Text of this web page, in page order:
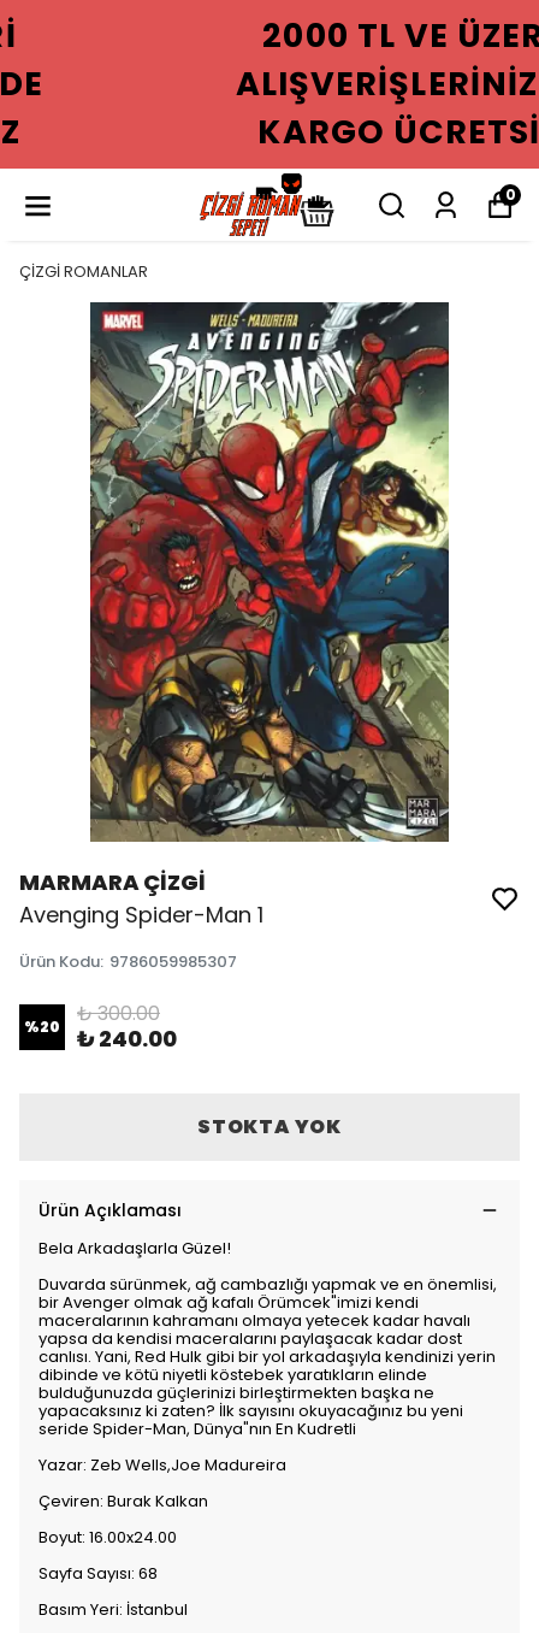
2000 TL VE ÜZERI
ALIŞVERIŞLERINIZDE
KARGO ÜCRETSIZ
0
ÇİZGİ ROMANLAR
MARMARA ÇİZGİ
Avenging Spider-Man 1
Ürün Kodu: 9786059985307
%20 ₺ 300.00
₺ 240.00
STOKTA YOK
Ürün Açıklaması
Bela Arkadaşlarla Güzel!
Duvarda sürünmek, ağ cambazlığı yapmak ve en önemlisi,
bir Avenger olmak ağ kafalı Örümcek"imizi kendi
maceralarının kahramanı olmaya yetecek kadar havalı
yapsa da kendisi maceralarını paylaşacak kadar dost
canlısı. Yani, Red Hulk gibi bir yol arkadaşıyla kendinizi yerin
dibinde ve kötü niyetli köstebek yaratıkların elinde
bulduğunuzda güçlerinizi birleştirmekten başka ne
yapacaksınız ki zaten? İlk sayısını okuyacağınız bu yeni
seride Spider-Man, Dünya"nın En Kudretli
Yazar: Zeb Wells,Joe Madureira
Çeviren: Burak Kalkan
Boyut: 16.00x24.00
Sayfa Sayısı: 68
Basım Yeri: İstanbul